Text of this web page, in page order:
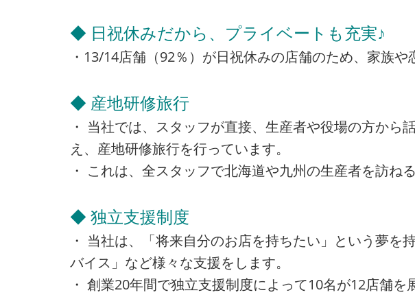
◆ 日祝休みだから、プライベートも充実♪
・13/14店舗（92％）が日祝休みの店舗のため、家族
◆ 産地研修旅行
・ 当社では、スタッフが直接、生産者や役場の方か
え、産地研修旅行を行っています。
・ これは、全スタッフで北海道や九州の生産者を訪ね
◆ 独立支援制度
・ 当社は、「将来自分のお店を持ちたい」という夢
バイス」など様々な支援をします。
・ 創業20年間で独立支援制度によって10名が12店舗を